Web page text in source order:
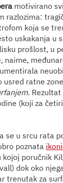
motivirano
razlozima:
koja se
uskakanja u
prošlost, u
naime,
ratne
.
(koji za
se u srcu rata
poznata
kojoj poručnik
dok oko
trenutak za